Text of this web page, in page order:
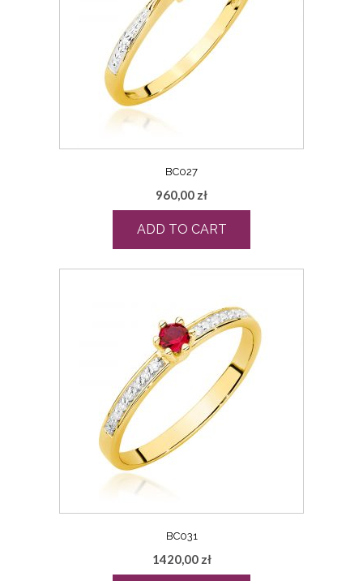
BC027
960,00 zł
ADD TO CART
BC031
1420,00 zł